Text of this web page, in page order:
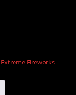
Extreme Fireworks